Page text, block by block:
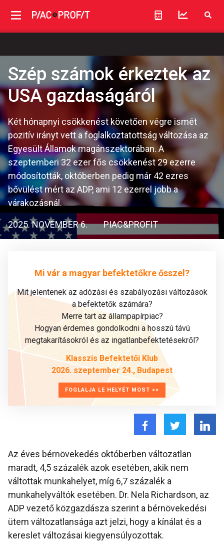
Szép számok érkeztek az
USA gazdaságáról
Két hónapnyi csökkenést követően végre ismét
pozitív irányt vett a foglalkoztatottság változása az
Egyesült Államok magánszektorában. A
szeptemberi 32 ezer fős csökkenést 29 ezerre
módosították, októberben pedig már 42 ezres
bővülést mért az ADP, ami 12 ezerrel jobb a
várakozásnál.
2025. NOVEMBER 6. PIAC&PROFIT
Mi vár a magyar befektetőkre ősszel?
Mit jelentenek az adózási és szabályozási változások
a befektetők számára?
Merre tart az állampapírpiac?
Hogyan érdemes gondolkodni a hosszú távú
megtakarításokról és az ingatlanbefektetésekről?
Klasszis Befektetői Klub
2026. szeptember 24., Budapest
FOGLALJA LE HELYÉT MOST >>
Az éves bérnövekedés októberben változatlan
maradt, 4,5 százalék azok esetében, akik nem
váltottak munkahelyet, míg 6,7 százalék a
munkahelyváltók esetében. Dr. Nela Richardson, az
ADP vezető közgazdásza szerint a bérnövekedési
ütem változatlansága azt jelzi, hogy a kínálat és a
kereslet változásai kiegyensúlyozottak.